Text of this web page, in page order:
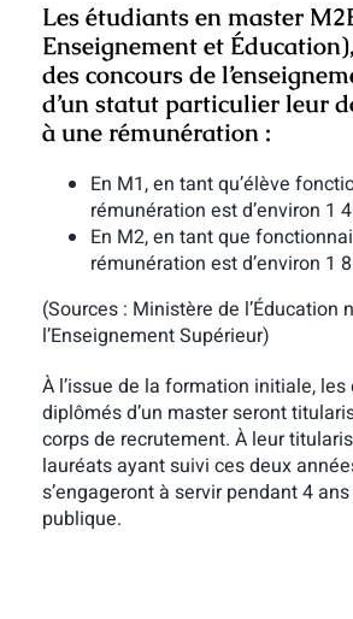
Les étudiants en master
Enseignement et
des concours de
d’un statut particulier leur
à une rémunération :
En M1, en tant qu’élève
rémunération est d’environ 1
En M2, en tant que
rémunération est d’environ 1
(Sources : Ministère de l’Éducation
l’Enseignement Supérieur)
À l’issue de la formation initiale,
diplômés d’un master seront
corps de recrutement. À leur
lauréats ayant suivi ces deux
s’engageront à servir pendant 4
publique.